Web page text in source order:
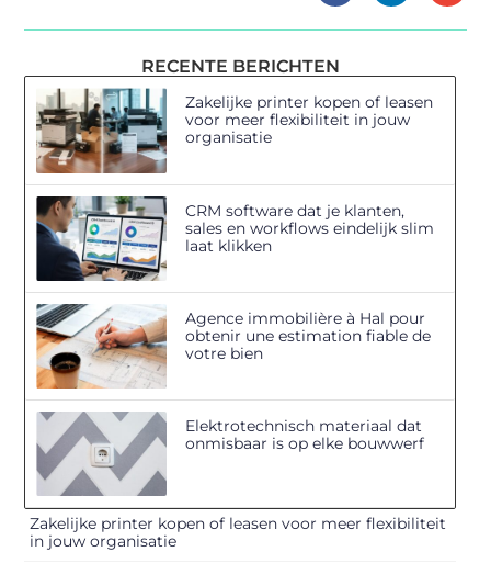
RECENTE BERICHTEN
Zakelijke printer kopen of leasen
voor meer flexibiliteit in jouw
organisatie
CRM software dat je klanten,
sales en workflows eindelijk slim
laat klikken
Agence immobilière à Hal pour
obtenir une estimation fiable de
votre bien
Elektrotechnisch materiaal dat
onmisbaar is op elke bouwwerf
Zakelijke printer kopen of leasen voor meer flexibiliteit
in jouw organisatie